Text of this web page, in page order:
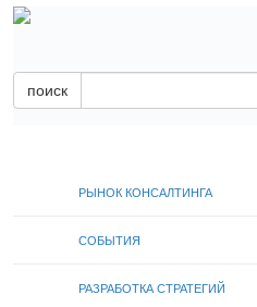
поиск
РЫНОК КОНСАЛТИНГА
СОБЫТИЯ
РАЗРАБОТКА СТРАТЕГИЙ